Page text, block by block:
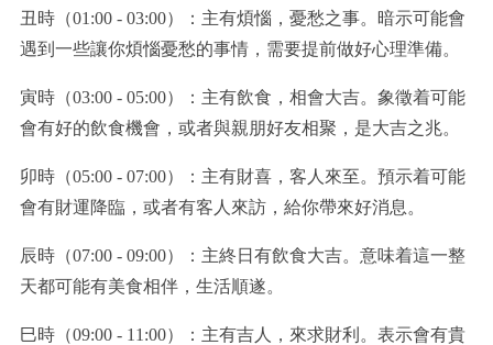
丑時（01:00 - 03:00）：主有煩惱，憂愁之事。暗示可能會
遇到一些讓你煩惱憂愁的事情，需要提前做好心理準備。
寅時（03:00 - 05:00）：主有飲食，相會大吉。象徵着可能
會有好的飲食機會，或者與親朋好友相聚，是大吉之兆。
卯時（05:00 - 07:00）：主有財喜，客人來至。預示着可能
會有財運降臨，或者有客人來訪，給你帶來好消息。
辰時（07:00 - 09:00）：主終日有飲食大吉。意味着這一整
天都可能有美食相伴，生活順遂。
巳時（09:00 - 11:00）：主有吉人，來求財利。表示會有貴